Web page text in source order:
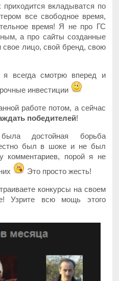
приходится вкладыватся по
все свободное время,
время! Я не про ГС
а про сайты созданные
лицо, свой бренд, свою
всегда смотрю вперед и
инвестиции
работе потом, а сейчас
победителей!
достойная борьба
был в шоке и не был
комментариев, порой я не
Это просто жесть!
конкурсы на своем
Узрите всю мощь этого